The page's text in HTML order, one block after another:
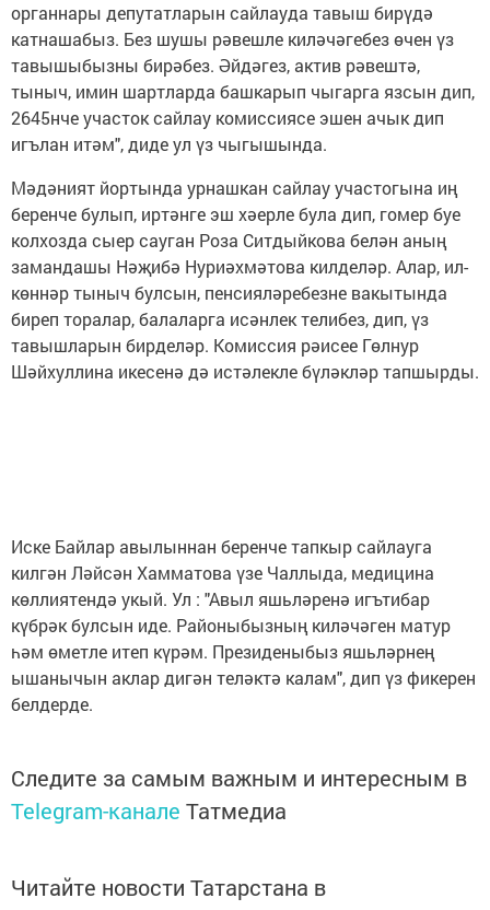
органнары депутатларын сайлауда тавыш бирүдә
катнашабыз. Без шушы рәвешле киләчәгебез өчен үз
тавышыбызны бирәбез. Әйдәгез, актив рәвештә,
тыныч, имин шартларда башкарып чыгарга язсын дип,
2645нче участок сайлау комиссиясе эшен ачык дип
игълан итәм", диде ул үз чыгышында.
Мәдәният йортында урнашкан сайлау участогына иң
беренче булып, иртәнге эш хәерле була дип, гомер буе
колхозда сыер сауган Роза Ситдыйкова белән аның
замандашы Нәҗибә Нуриәхмәтова килделәр. Алар, ил-
көннәр тыныч булсын, пенсияләребезне вакытында
биреп торалар, балаларга исәнлек телибез, дип, үз
тавышларын бирделәр. Комиссия рәисее Гөлнур
Шәйхуллина икесенә дә истәлекле бүләкләр тапшырды.
Иске Байлар авылыннан беренче тапкыр сайлауга
килгән Ләйсән Хамматова үзе Чаллыда, медицина
көллиятендә укый. Ул : "Авыл яшьләренә игътибар
күбрәк булсын иде. Районыбызның киләчәген матур
һәм өметле итеп күрәм. Президеныбыз яшьләрнең
ышанычын аклар дигән теләктә калам", дип үз фикерен
белдерде.
Следите за самым важным и интересным в
Telegram-канале Татмедиа
Читайте новости Татарстана в